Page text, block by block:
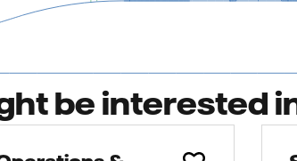
be interested